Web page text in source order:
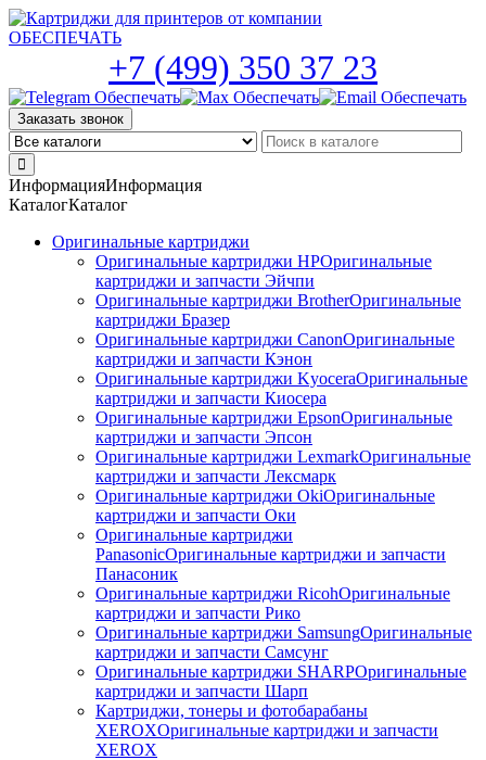
Skip
to
+7 (499) 350 37 23
Заказать звонок
ИнформацияИнформация
КаталогКаталог
Оригинальные картриджи
Оригинальные картриджи HPОригинальные
картриджи и запчасти Эйчпи
Оригинальные картриджи BrotherОригинальные
картриджи Бразер
Оригинальные картриджи CanonОригинальные
картриджи и запчасти Кэнон
Оригинальные картриджи KyoceraОригинальные
картриджи и запчасти Киосера
Оригинальные картриджи EpsonОригинальные
картриджи и запчасти Эпсон
Оригинальные картриджи LexmarkОригинальные
картриджи и запчасти Лексмарк
Оригинальные картриджи ОkiОригинальные
картриджи и запчасти Оки
Оригинальные картриджи
PanasonicОригинальные картриджи и запчасти
Панасоник
Оригинальные картриджи RicohОригинальные
картриджи и запчасти Рико
Оригинальные картриджи SamsungОригинальные
картриджи и запчасти Самсунг
Оригинальные картриджи SHARPОригинальные
картриджи и запчасти Шарп
Картриджи, тонеры и фотобарабаны
XEROXОригинальные картриджи и запчасти
XEROX